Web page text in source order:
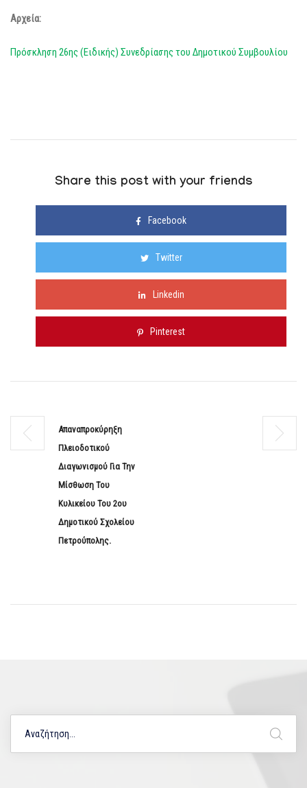
Αρχεία:
Πρόσκληση 26ης (Ειδικής) Συνεδρίασης του Δημοτικού Συμβουλίου
Share this post with your friends
Facebook
Twitter
Linkedin
Pinterest
Απαναπροκύρηξη
Πλειοδοτικού
Διαγωνισμού Για Την
Μίσθωση Του
Κυλικείου Του 2ου
Δημοτικού Σχολείου
Πετρούπολης.